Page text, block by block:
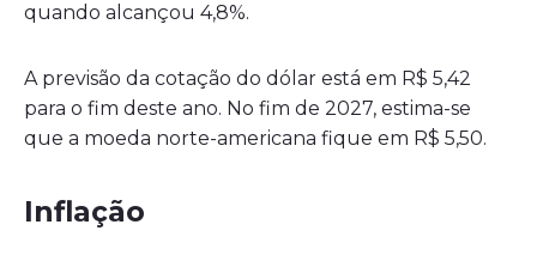
quando alcançou 4,8%.
A previsão da cotação do dólar está em R$ 5,42
para o fim deste ano. No fim de 2027, estima-se
que a moeda norte-americana fique em R$ 5,50.
Inflação